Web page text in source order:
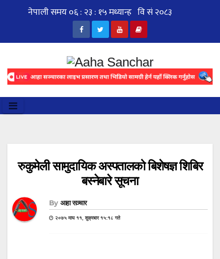
रुकुमेली सामुदायिक अस्पतालको बिशेषज्ञ शिबिर
बस्नेबारे सूचना
By आहा सञ्चार
२०७५ माघ ११, शुक्रबार १५:१८ गते